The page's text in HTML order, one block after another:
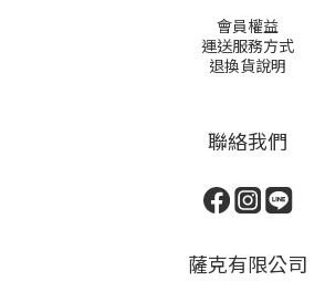
會員權益
運送服務方式
退換貨說明
聯絡我們
薩克有限公司